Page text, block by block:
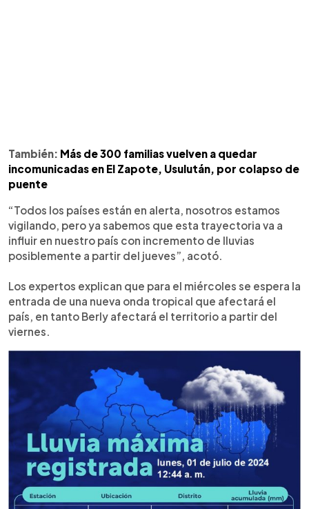
También: Más de 300 familias vuelven a quedar
incomunicadas en El Zapote, Usulután, por colapso de
puente
“Todos los países están en alerta, nosotros estamos
vigilando, pero ya sabemos que esta trayectoria va a
influir en nuestro país con incremento de lluvias
posiblemente a partir del jueves”, acotó.
Los expertos explican que para el miércoles se espera la
entrada de una nueva onda tropical que afectará el
país, en tanto Berly afectará el territorio a partir del
viernes.